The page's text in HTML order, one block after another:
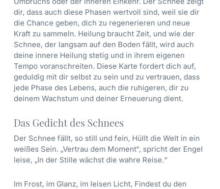
dir, dass auch diese Phasen wertvoll sind, weil sie dir
die Chance geben, dich zu regenerieren und neue
Kraft zu sammeln. Heilung braucht Zeit, und wie der
Schnee, der langsam auf den Boden fällt, wird auch
deine innere Heilung stetig und in ihrem eigenen
Tempo voranschreiten. Diese Karte fordert dich auf,
geduldig mit dir selbst zu sein und zu vertrauen, dass
jede Phase des Lebens, auch die ruhigeren, dir zu
deinem Wachstum und deiner Erneuerung dient.
Das Gedicht des Schnees
Der Schnee fällt, so still und fein, Hüllt die Welt in ein
weißes Sein. „Vertrau dem Moment“, spricht der Engel
leise, „In der Stille wächst die wahre Reise.“
Im Frost, im Glanz, im leisen Licht, Findest du den